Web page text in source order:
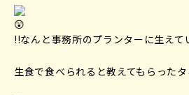
!!なんと事務所のプランターに生えて
生食で食べられると教えてもらった